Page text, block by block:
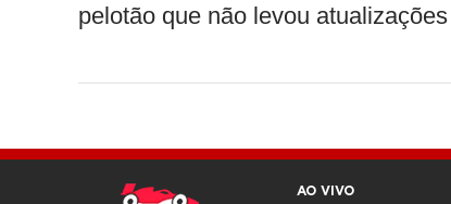
pelotão que não levou
AO VIVO